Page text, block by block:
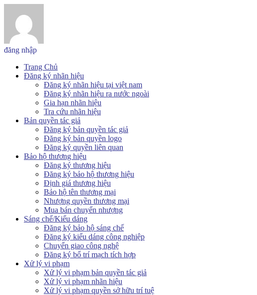
đăng nhập
Trang Chủ
Đăng ký nhãn hiệu
Đăng ký nhãn hiệu tại việt nam
Đăng ký nhãn hiệu ra nước ngoài
Gia hạn nhãn hiệu
Tra cứu nhãn hiệu
Bản quyền tác giả
Đăng ký bản quyền tác giả
Đăng ký bản quyền logo
Đăng ký quyền liên quan
Bảo hộ thương hiệu
Đăng ký thương hiệu
Đăng ký bảo hộ thương hiệu
Định giá thương hiệu
Bảo hộ tên thương mại
Nhượng quyền thương mại
Mua bán chuyển nhượng
Sáng chế/Kiểu dáng
Đăng ký bảo hộ sáng chế
Đăng ký kiểu dáng công nghiệp
Chuyển giao công nghệ
Đăng ký bố trí mạch tích hợp
Xử lý vi phạm
Xử lý vi phạm bản quyền tác giả
Xử lý vi phạm nhãn hiệu
Xử lý vi phạm quyền sở hữu trí tuệ